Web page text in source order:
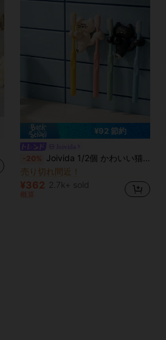
¥92 節約
-20% Joivida 1/2個 かわいい猫型壁掛けオーガナイザー、2機能 歯ブラシホルダー + ケーブル管理クリップ、ドリル不要 粘着フック バスルームシンク デスクトップ 充電コード収納
#1 ベストセラー
売り切れ間近！
#1 ベストセラー
売り切れ間近！
#1 ベストセラー
売り切れ間近！
#1 ベストセラー に バスルームのガジェット
売り切れ間近！
¥362 2.7k+ sold
概算